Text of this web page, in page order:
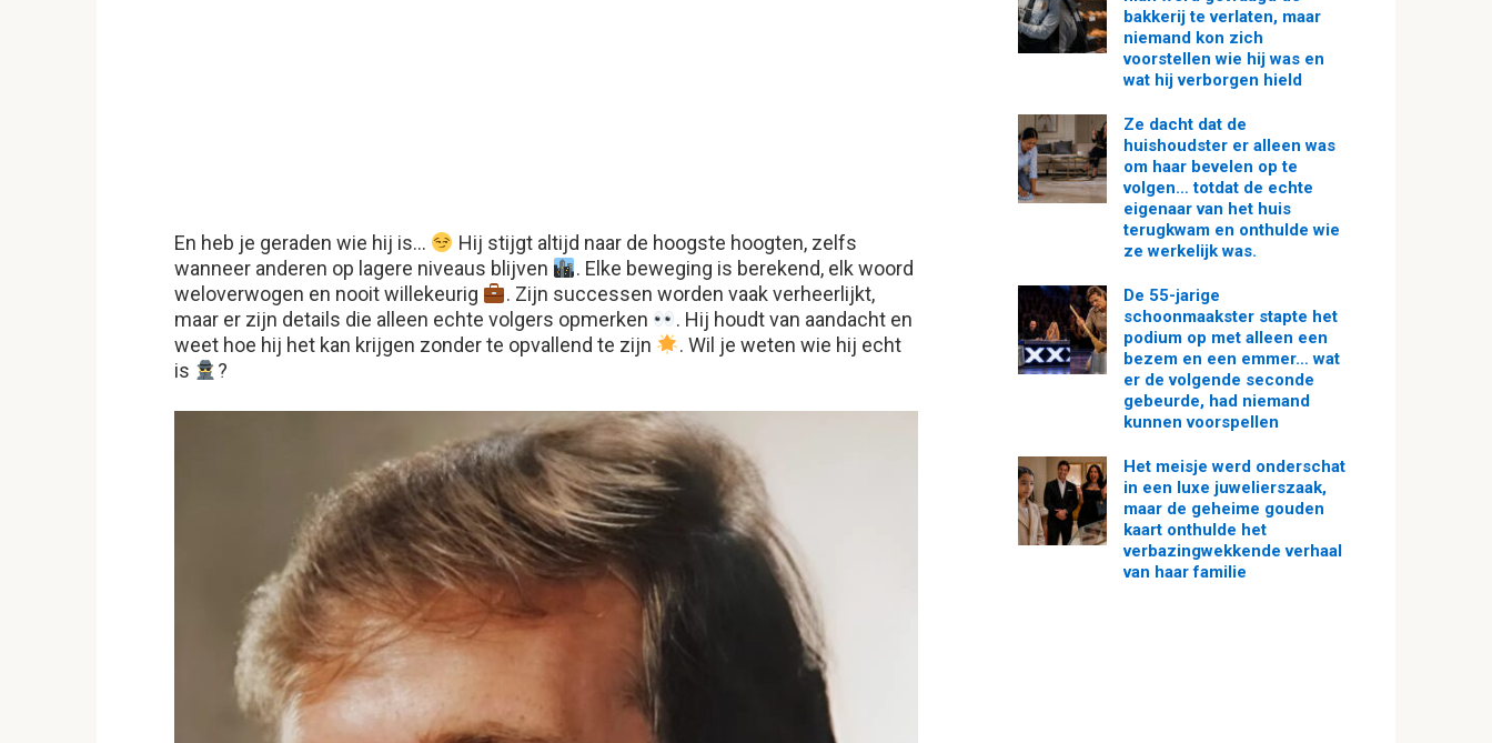
En heb je geraden wie hij is…
Hij stijgt altijd naar de hoogste hoogten, zelfs
wanneer anderen op lagere niveaus blijven
. Elke beweging is berekend, elk woord
weloverwogen en nooit willekeurig
. Zijn successen worden vaak verheerlijkt,
maar er zijn details die alleen echte volgers opmerken
. Hij houdt van aandacht en
weet hoe hij het kan krijgen zonder te opvallend te zijn
. Wil je weten wie hij echt
is
?
bakkerij te verlaten, maar
niemand kon zich
voorstellen wie hij was en
wat hij verborgen hield
Ze dacht dat de
huishoudster er alleen was
om haar bevelen op te
volgen… totdat de echte
eigenaar van het huis
terugkwam en onthulde wie
ze werkelijk was.
De 55-jarige
schoonmaakster stapte het
podium op met alleen een
bezem en een emmer… wat
er de volgende seconde
gebeurde, had niemand
kunnen voorspellen
Het meisje werd onderschat
in een luxe juwelierszaak,
maar de geheime gouden
kaart onthulde het
verbazingwekkende verhaal
van haar familie